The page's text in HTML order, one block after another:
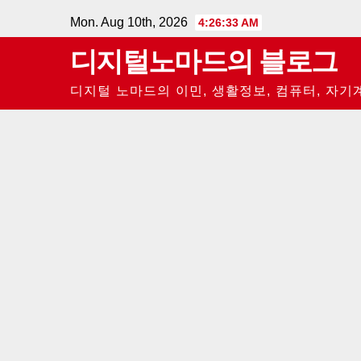
to
Mon. Aug 10th, 2026 4:26:34 AM
디지털노마드의 블로그
디지털 노마드의 이민, 생활정보, 컴퓨터, 자기